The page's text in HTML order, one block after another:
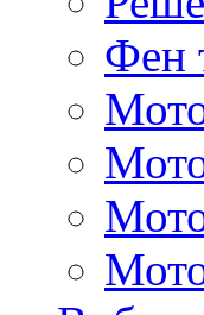
Фен